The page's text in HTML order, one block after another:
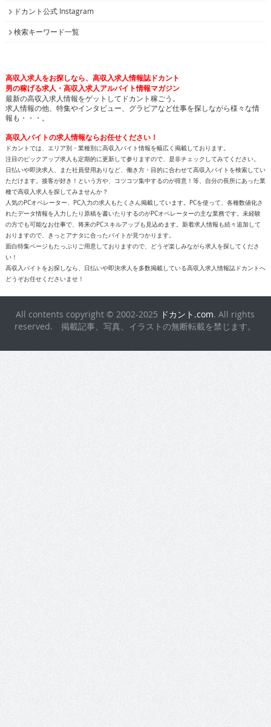
ドカント公式 Instagram
検索キーワード一覧
高収入求人をお探しなら、高収入求人情報誌ドカント
男の稼げる求人・高収入求人アルバイト情報マガジン
最新の高収入求人情報をゲットしてドカント稼ごう。
求人情報の他、特集やインタビュー、グラビアなど仕事を探しながら様々な情
報も・・・。
高収入バイトの求人情報ならお任せください！
ドカントでは、エリア別・業種別に高収入バイト情報を幅広く掲載しております。
注目のピックアップ求人も定期的に更新して参りますので、是非チェックしてみてください。
日払いや即決求人、また社員登用ありなど、働き方・目的に合わせて高収入バイトを検索してい
ただけます。接客が好き！という方や、コツコツ集中するのが得意！等、自分の長所にあった業
種で高収入求人を探してみませんか？
人気のPCオペレーター、PC入力の求人もたくさん掲載しています。PCを使って、各種数値化さ
れたデータ情報を入力したり原稿を書いたりするのがPCオペレーターの主な業務です。未経験
の方でも可能なお仕事で、将来のPCスキルアップも見込めます。新着求人情報も続々追加して
おりますので、きっとアナタに合ったバイトが見つかります。
面白特集ページもたっぷりご用意しておりますので、どうぞ楽しみながら求人を探してくださ
い！
高収入バイトをお探しなら、日払いや即決求人を多数掲載している高収入求人情報誌ドカントへ
どうぞお任せくださいませ！
All contents copyright © 2002-2025 ドカント.com. All rights
reserved. 掲載記事、写真、イラストの無断転載を禁じます。